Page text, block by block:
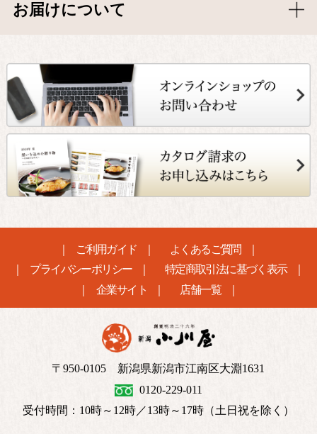
お届けについて
ご利用ガイド
よくあるご質問
プライバシーポリシー
特定商取引法に基づく表示
企業サイト
店舗一覧
〒950-0105 新潟県新潟市江南区大淵1631
0120-229-011
受付時間：10時～12時／13時～17時（土日祝を除く）